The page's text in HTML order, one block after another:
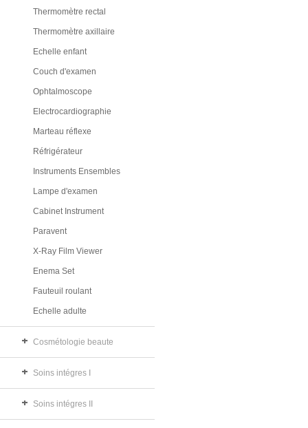
Thermomètre rectal
Thermomètre axillaire
Echelle enfant
Couch d'examen
Ophtalmoscope
Electrocardiographie
Marteau réflexe
Réfrigérateur
Instruments Ensembles
Lampe d'examen
Cabinet Instrument
Paravent
X-Ray Film Viewer
Enema Set
Fauteuil roulant
Echelle adulte
Cosmétologie beaute
Soins intégres I
Soins intégres II